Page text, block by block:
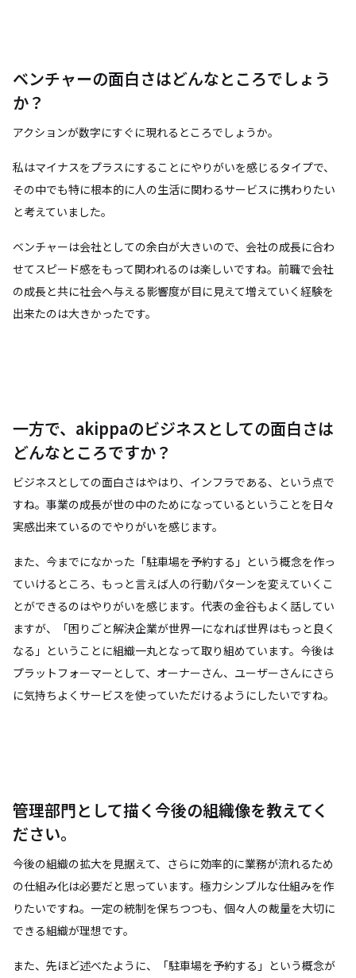
ベンチャーの面白さはどんなところでしょう
か？
アクションが数字にすぐに現れるところでしょうか。
私はマイナスをプラスにすることにやりがいを感じるタイプで、
その中でも特に根本的に人の生活に関わるサービスに携わりたい
と考えていました。
ベンチャーは会社としての余白が大きいので、会社の成長に合わ
せてスピード感をもって関われるのは楽しいですね。前職で会社
の成長と共に社会へ与える影響度が目に見えて増えていく経験を
出来たのは大きかったです。
一方で、akippaのビジネスとしての面白さは
どんなところですか？
ビジネスとしての面白さはやはり、インフラである、という点で
すね。事業の成長が世の中のためになっているということを日々
実感出来ているのでやりがいを感じます。
また、今までになかった「駐車場を予約する」という概念を作っ
ていけるところ、もっと言えば人の行動パターンを変えていくこ
とができるのはやりがいを感じます。代表の金谷もよく話してい
ますが、「困りごと解決企業が世界一になれば世界はもっと良く
なる」ということに組織一丸となって取り組めています。今後は
プラットフォーマーとして、オーナーさん、ユーザーさんにさら
に気持ちよくサービスを使っていただけるようにしたいですね。
管理部門として描く今後の組織像を教えてく
ださい。
今後の組織の拡大を見据えて、さらに効率的に業務が流れるため
の仕組み化は必要だと思っています。極力シンプルな仕組みを作
りたいですね。一定の統制を保ちつつも、個々人の裁量を大切に
できる組織が理想です。
また、先ほど述べたように、「駐車場を予約する」という概念が